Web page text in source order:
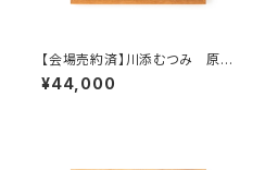
【会場売約済】川添むつみ 原画
B 「発見」 額装込み、直筆サイン
入り
¥44,000